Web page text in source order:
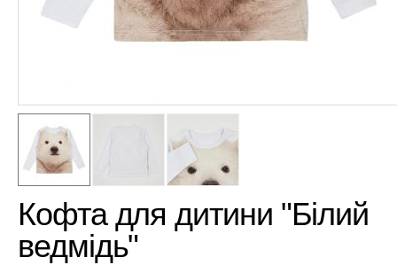
Кофта для дитини "Білий
ведмідь"